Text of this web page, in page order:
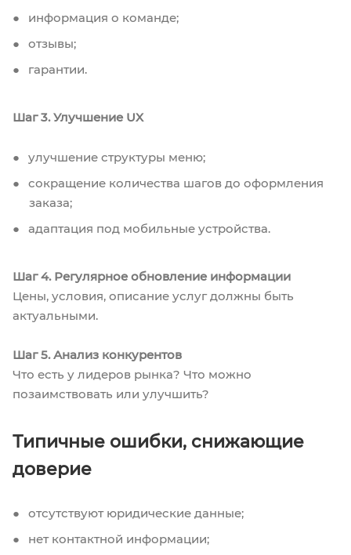
информация о команде;
отзывы;
гарантии.
Шаг 3. Улучшение UX
улучшение структуры меню;
сокращение количества шагов до оформления
заказа;
адаптация под мобильные устройства.
Шаг 4. Регулярное обновление информации
Цены, условия, описание услуг должны быть
актуальными.
Шаг 5. Анализ конкурентов
Что есть у лидеров рынка? Что можно
позаимствовать или улучшить?
Типичные ошибки, снижающие
доверие
отсутствуют юридические данные;
нет контактной информации;